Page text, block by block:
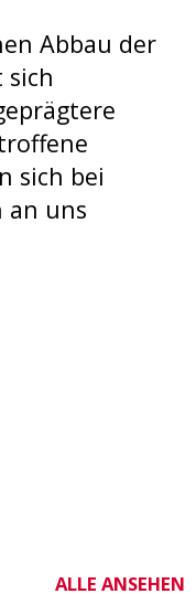
Abbau der
sich
sich bei
an uns
ALLE ANSEHEN